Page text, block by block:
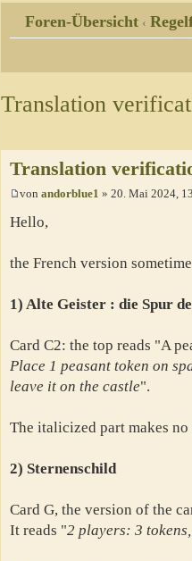
Foren-Übersicht ‹
Translation
Translation
von andorblue1 » 20. Mai 2024,
Hello,
the French version
1) Alte Geister : die Spur
Card C2: the top reads "A
Place 1 peasant token on
leave it on the castle".
The italicized part makes
2) Sternenschild
Card G, the version of the
It reads "2 players: 3